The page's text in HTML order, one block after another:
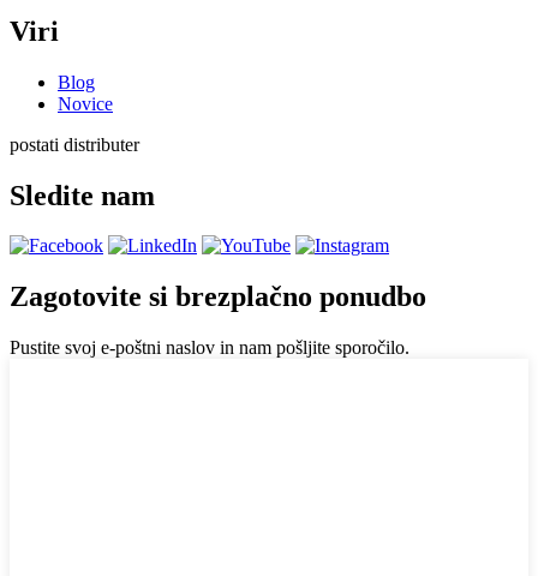
Viri
Blog
Novice
postati distributer
Sledite nam
Zagotovite si brezplačno ponudbo
Pustite svoj e-poštni naslov in nam pošljite sporočilo.